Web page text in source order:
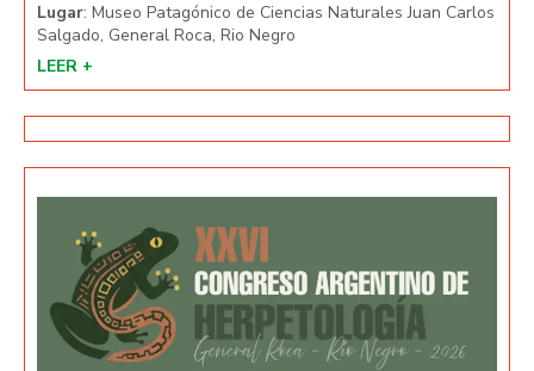
Lugar: Museo Patagónico de Ciencias Naturales Juan Carlos
Salgado, General Roca, Rio Negro
LEER +